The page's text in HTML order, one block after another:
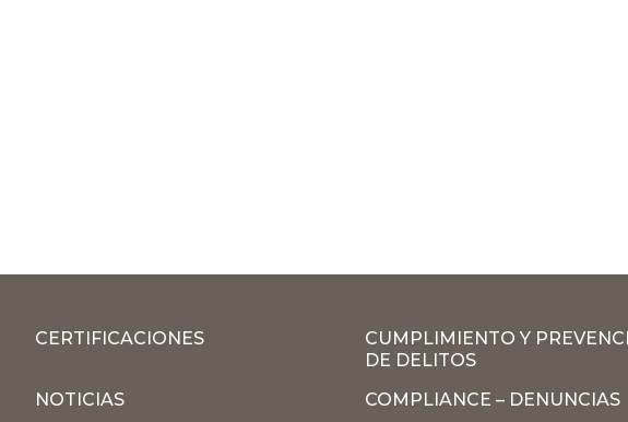
CERTIFICACIONES
CUMPLIMIENTO Y
DE DELITOS
NOTICIAS COMPLIANCE – DENUNCIAS